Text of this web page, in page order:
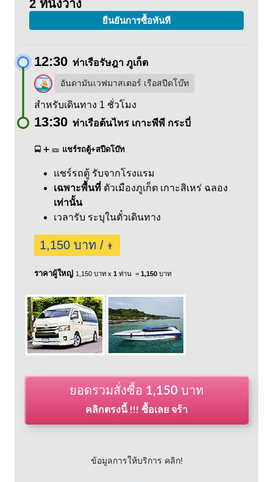
2 ที่นั่งว่าง
ยืนยันการซื้อทันที
12:30 ท่าเรือรัษฎา ภูเก็ต
อันดามันเวฟมาสเตอร์ เรือสปีดโบ๊ท
สำหรับเดินทาง 1 ชั่วโมง
13:30 ท่าเรือต้นไทร เกาะพีพี กระบี่
🚍 ➕ 🎫 แชร์รถตู้+สปีดโบ๊ท
แชร์รถตู้ รับจากโรงแรม
เฉพาะพื้นที่ ตัวเมืองภูเก็ต เกาะสิเหร่ ฉลอง
เท่านั้น
เวลารับ ระบุในตั๋วเดินทาง
1,150 บาท / 👨
ราคาผู้ใหญ่ 1,150 บาท x 1 ท่าน = 1,150 บาท
ยอดรวมสั่งซื้อ 1,150 บาท
คลิกตรงนี้ !!! ซื้อเลย จร้า
ข้อมูลการให้บริการ คลิก!